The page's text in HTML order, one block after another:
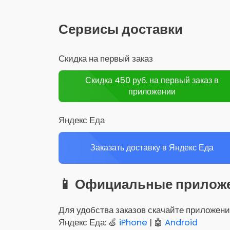
Сервисы доставки
Скидка на первый заказ
Скидка 450 руб. на первый заказ в
приложении
Яндекс Еда
Заказать доставку в Яндекс Еда
📱 Официальные
Для удобства заказов скачайте
Яндекс Еда: 🍏 iPhone | 🤖 Android